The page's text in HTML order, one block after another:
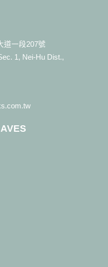
道一段207號
1, Nei-Hu Dist.,